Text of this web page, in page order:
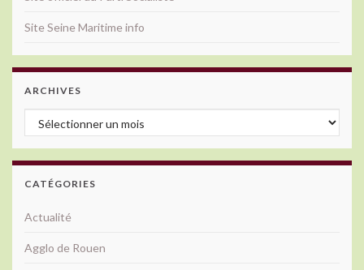
Site Seine Maritime info
ARCHIVES
Archives
CATÉGORIES
Actualité
Agglo de Rouen